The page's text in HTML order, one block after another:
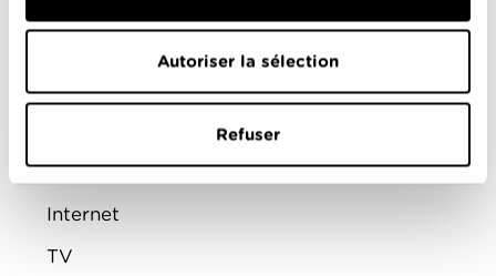
Autoriser la sélection
Refuser
Mobile
Admin
Internet
TV